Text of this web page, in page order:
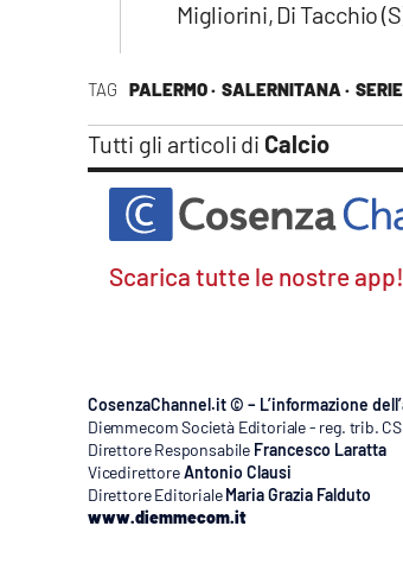
TAG PALERMO · SALERNITANA ·
Tutti gli articoli di Calcio
Migliorini, Di Tacchio
Scarica tutte le nostre app!
CosenzaChannel.it © – L’informazione
Diemmecom Società Editoriale - reg. trib.
Direttore Responsabile Francesco Laratta
VicedirettoreAntonio Clausi
Direttore Editoriale Maria Grazia Falduto
www.diemmecom.it